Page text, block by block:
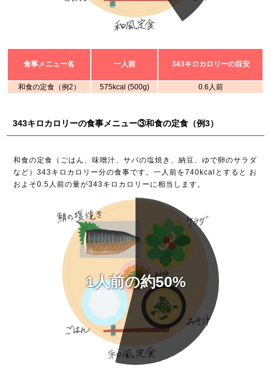
食事メニュー名 一人前 343キロカロリーの目安
和食の定食（例2） 575kcal (500g) 0.6人前
343キロカロリーの食事メニュー③和食の定食（例3）
和食の定食（ごはん、味噌汁、サバの塩焼き、納豆、ゆで卵のサラダ
など）343キロカロリー分の食事です。一人前を740kcalとすると お
およそ0.5人前の量が343キロカロリーに相当します。
1人前の約50%